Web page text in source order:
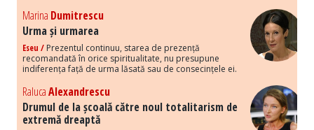
Marina Dumitrescu
Urma și urmarea
Eseu / Prezentul continuu, starea de prezență
recomandată în orice spiritualitate, nu presupune
indiferența față de urma lăsată sau de consecințele ei.
RalucaAlexandrescu
Drumul de la școală către noul totalitarism de
extremă dreaptă